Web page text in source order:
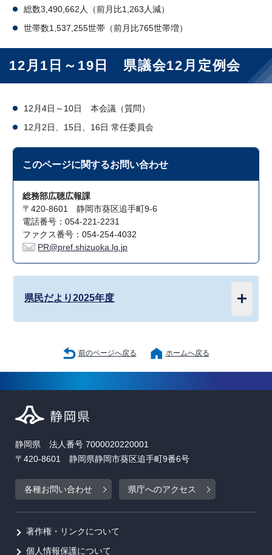
総数3,490,662人（前月比1,263人減）
世帯数1,537,255世帯（前月比765世帯増）
12月1日～19日 県議会12月定例会
12月4日～10日 本会議（質問）
12月2日、15日、16日 常任委員会
このページに関するお問い合わせ
総務部広聴広報課
〒420-8601 静岡市葵区追手町9-6
電話番号：054-221-2231
ファクス番号：054-254-4032
PR@pref.shizuoka.lg.jp
県民だより2025年度
前のページへ戻る ホームへ戻る
静岡県 法人番号 7000020220001
〒420-8601 静岡県静岡市葵区追手町9番6号
各種お問い合わせ 県庁へのアクセス
著作権・リンクについて
個人情報保護について